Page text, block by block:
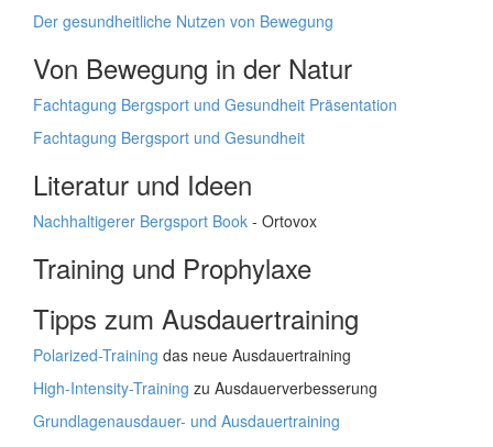
Der gesundheitliche Nutzen von Bewegung
Von Bewegung in der Natur
Fachtagung Bergsport und Gesundheit Präsentation
Fachtagung Bergsport und Gesundheit
Literatur und Ideen
Nachhaltigerer Bergsport Book - Ortovox
Training und Prophylaxe
Tipps zum Ausdauertraining
Polarized-Training das neue Ausdauertraining
High-Intensity-Training zu Ausdauerverbesserung
Grundlagenausdauer- und Ausdauertraining